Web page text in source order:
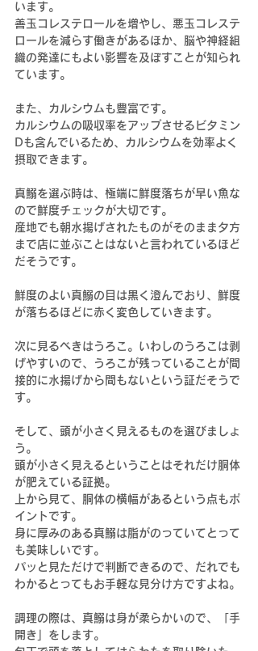
います。
善玉コレステロールを増やし、悪玉コレステ
ロールを減らす働きがあるほか、脳や神経組
織の発達にもよい影響を及ぼすことが知られ
ています。
また、カルシウムも豊富です。
カルシウムの吸収率をアップさせるビタミン
Dも含んでいるため、カルシウムを効率よく
摂取できます。
真鰯を選ぶ時は、極端に鮮度落ちが早い魚な
ので鮮度チェックが大切です。
産地でも朝水揚げされたものがそのまま夕方
まで店に並ぶことはないと言われているほど
だそうです。
鮮度のよい真鰯の目は黒く澄んでおり、鮮度
が落ちるほどに赤く変色していきます。
次に見るべきはうろこ。いわしのうろこは剥
げやすいので、うろこが残っていることが間
接的に水揚げから間もないという証だそうで
す。
そして、頭が小さく見えるものを選びましょ
う。
頭が小さく見えるということはそれだけ胴体
が肥えている証拠。
上から見て、胴体の横幅があるという点もポ
イントです。
身に厚みのある真鰯は脂がのっていてとって
も美味しいです。
パッと見ただけで判断できるので、だれでも
わかるとってもお手軽な見分け方ですよね。
調理の際は、真鰯は身が柔らかいので、「手
開き」をします。